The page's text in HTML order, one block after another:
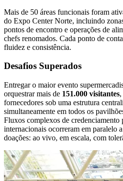
Mais de 50 áreas funcionais foram
do Expo Center Norte, incluindo
pontos de encontro e operações de
chefs renomados. Cada ponto de
fluidez e consistência.
Desafios Superados
Entregar o maior evento
orquestrar mais de 151.000 visitantes
fornecedores sob uma estrutura
simultaneamente em todos os
Fluxos complexos de credenciamento
internacionais ocorreram em paralelo
doações: ao vivo, em escala, com